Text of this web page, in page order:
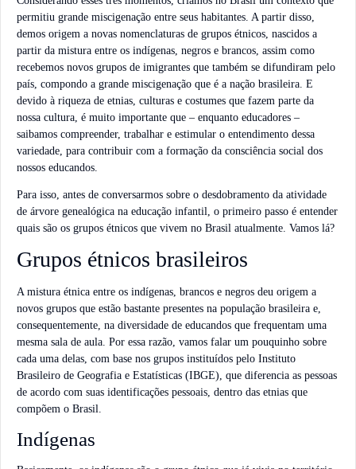
permitiu grande miscigenação entre seus habitantes. A partir disso,
demos origem a novas nomenclaturas de grupos étnicos, nascidos a
partir da mistura entre os indígenas, negros e brancos, assim como
recebemos novos grupos de imigrantes que também se difundiram pelo
país, compondo a grande miscigenação que é a nação brasileira. E
devido à riqueza de etnias, culturas e costumes que fazem parte da
nossa cultura, é muito importante que – enquanto educadores –
saibamos compreender, trabalhar e estimular o entendimento dessa
variedade, para contribuir com a formação da consciência social dos
nossos educandos.
Para isso, antes de conversarmos sobre o desdobramento da atividade
de árvore genealógica na educação infantil, o primeiro passo é entender
quais são os grupos étnicos que vivem no Brasil atualmente. Vamos lá?
Grupos étnicos brasileiros
A mistura étnica entre os indígenas, brancos e negros deu origem a
novos grupos que estão bastante presentes na população brasileira e,
consequentemente, na diversidade de educandos que frequentam uma
mesma sala de aula. Por essa razão, vamos falar um pouquinho sobre
cada uma delas, com base nos grupos instituídos pelo Instituto
Brasileiro de Geografia e Estatísticas (IBGE), que diferencia as pessoas
de acordo com suas identificações pessoais, dentro das etnias que
compõem o Brasil.
Indígenas